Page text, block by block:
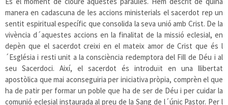
manera en cadascuna de les accions ministerials el sacerdot rep un
sentit espiritual específic que consolida la seva unió amb Crist. De la
vivència d´aquestes accions en la finalitat de la missió eclesial, en
depèn que el sacerdot creixi en el mateix amor de Crist que és l
´Església i resti unit a la consciència redemptora del Fill de Déu i al
seu Sacerdoci. Així, el sacerdot és introduït en una llibertat
apostòlica que mai aconseguiria per iniciativa pròpia, comprèn el que
ha de patir per formar un poble que ha de ser de Déu i per cuidar la
comunió eclesial instaurada al preu de la Sang de l´únic Pastor. Per l